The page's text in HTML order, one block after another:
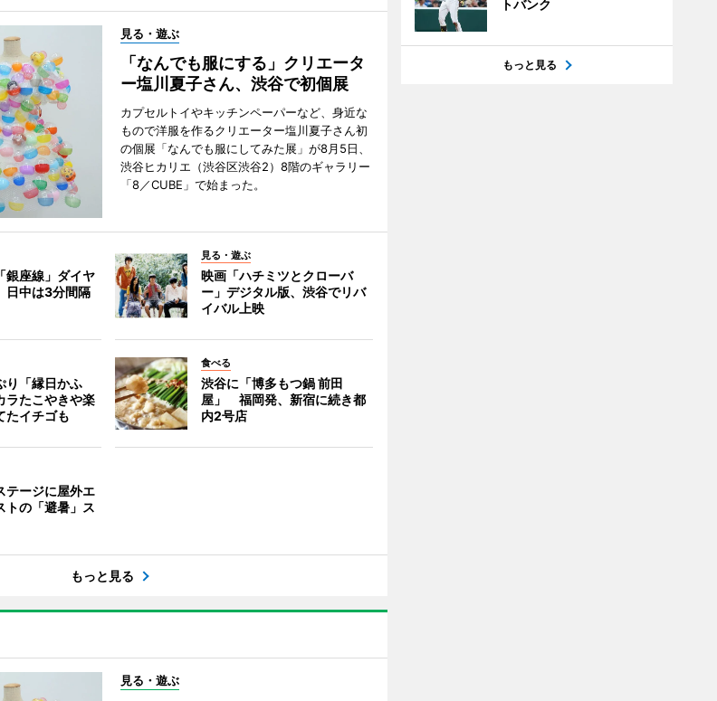
見る・遊ぶ
「なんでも服にする」クリエータ
ー塩川夏子さん、渋谷で初個展
カプセルトイやキッチンペーパーなど、身近な
もので洋服を作るクリエーター塩川夏子さん初
の個展「なんでも服にしてみた展」が8月5日、
渋谷ヒカリエ（渋谷区渋谷2）8階のギャラリー
「8／CUBE」で始まった。
銀座線」ダイヤ
中は3分間隔
見る・遊ぶ
映画「ハチミツとクローバ
ー」デジタル版、渋谷でリバ
イバル上映
り「縁日かふ
たこやきや楽
たイチゴも
食べる
渋谷に「博多もつ鍋 前田
屋」 福岡発、新宿に続き都
内2号店
テージに屋外エ
トの「避暑」ス
もっと見る
見る・遊ぶ
トバンク
もっと見る